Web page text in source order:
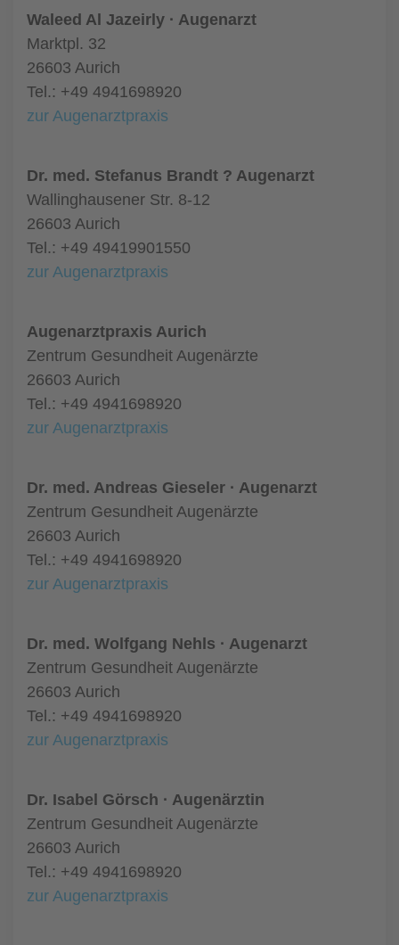
Waleed Al Jazeirly · Augenarzt
Marktpl. 32
26603 Aurich
Tel.: +49 4941698920
zur Augenarztpraxis
Dr. med. Stefanus Brandt ? Augenarzt
Wallinghausener Str. 8-12
26603 Aurich
Tel.: +49 49419901550
zur Augenarztpraxis
Augenarztpraxis Aurich
Zentrum Gesundheit Augenärzte
26603 Aurich
Tel.: +49 4941698920
zur Augenarztpraxis
Dr. med. Andreas Gieseler · Augenarzt
Zentrum Gesundheit Augenärzte
26603 Aurich
Tel.: +49 4941698920
zur Augenarztpraxis
Dr. med. Wolfgang Nehls · Augenarzt
Zentrum Gesundheit Augenärzte
26603 Aurich
Tel.: +49 4941698920
zur Augenarztpraxis
Dr. Isabel Görsch · Augenärztin
Zentrum Gesundheit Augenärzte
26603 Aurich
Tel.: +49 4941698920
zur Augenarztpraxis